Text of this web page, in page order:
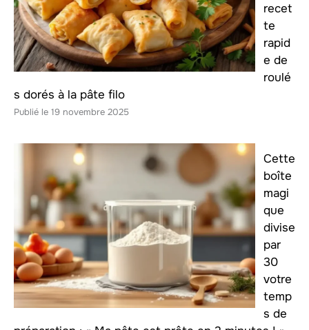
recet
te
rapid
e de
roulé
s dorés à la pâte filo
19 novembre 2025
Cette
boîte
magi
que
divise
par
30
votre
temp
s de